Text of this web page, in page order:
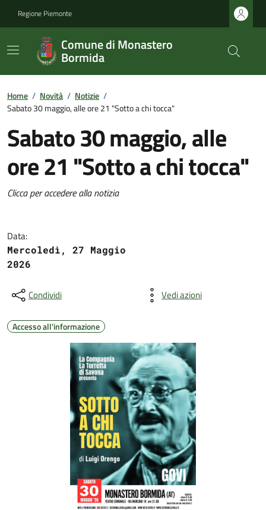
Regione Piemonte
Comune di Monastero
Bormida
Home / Novità / Notizie /
Sabato 30 maggio, alle ore 21 "Sotto a chi tocca"
Sabato 30 maggio, alle
ore 21 "Sotto a chi tocca"
Clicca per accedere alla notizia
Data:
Mercoledì, 27 Maggio
2026
Condividi Vedi azioni
Accesso all'informazione